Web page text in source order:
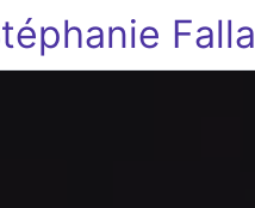
Falla